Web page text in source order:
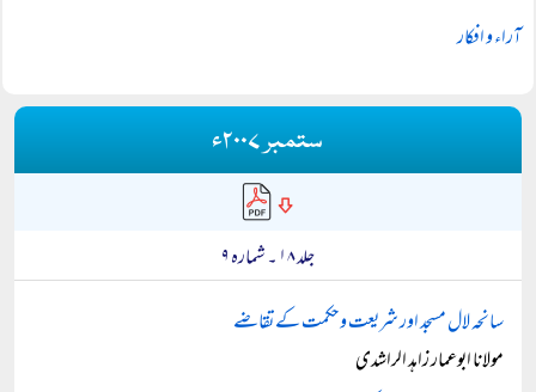
آراء و افکار
ستمبر ۲۰۰۷ء
جلد ۱۸ ۔ شمارہ ۹
سانحہ لال مسجد اور شریعت و حکمت کے تقاضے
مولانا ابوعمار زاہد الراشدی